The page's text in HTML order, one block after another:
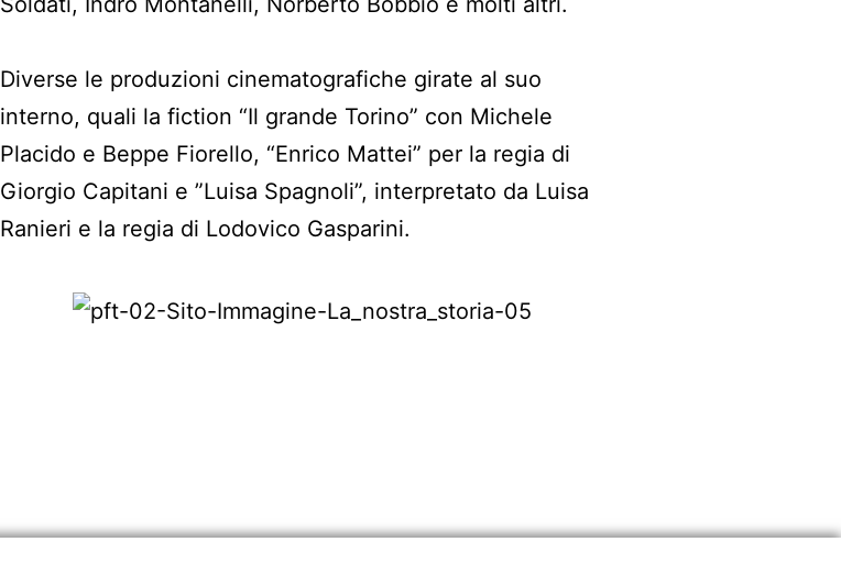
Diverse le produzioni cinematografiche girate al suo
interno, quali la fiction “Il grande Torino” con Michele
Placido e Beppe Fiorello, “Enrico Mattei” per la regia di
Giorgio Capitani e ”Luisa Spagnoli”, interpretato da Luisa
Ranieri e la regia di Lodovico Gasparini.